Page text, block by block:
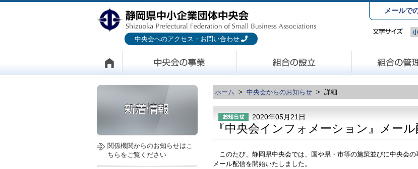
中央会へのアクセス・お問い合わせ
メールで
ホーム > 中央会からのお知らせ > 詳細
2020年05月21日
『中央会インフォメーション』メー
このたび、静岡県中央会では、国や県・市等の施策並びに中央会
メール配信を開始いたしました。
関係機関からのお知らせはこ
ちらをご覧ください